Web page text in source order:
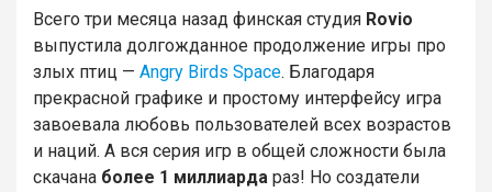
Всего три месяца назад финская студия Rovio
выпустила долгожданное продолжение игры про
злых птиц — Angry Birds Space. Благодаря
прекрасной графике и простому интерфейсу игра
завоевала любовь пользователей всех возрастов
и наций. А вся серия игр в общей сложности была
скачана более 1 миллиарда раз! Но создатели